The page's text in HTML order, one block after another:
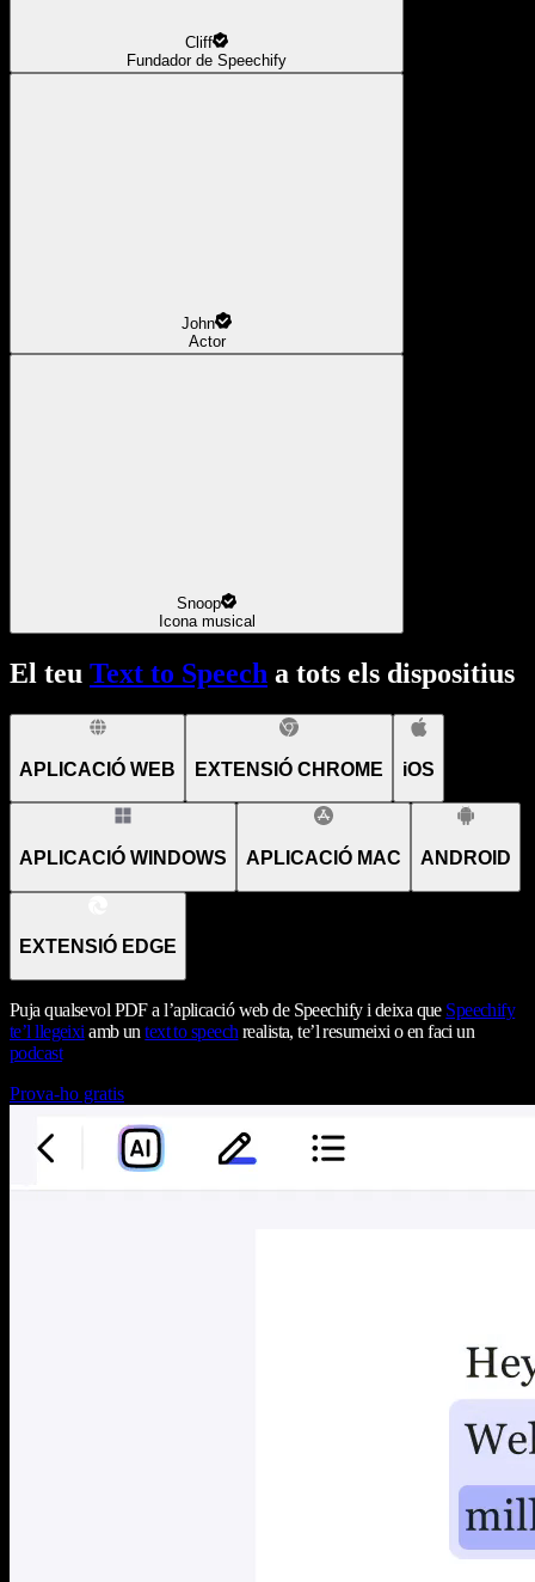
Cliff
Fundador de Speechify
John
Actor
Snoop
Icona musical
El teu Text to Speech a tots els dispositius
APLICACIÓ WEB EXTENSIÓ CHROME iOS
APLICACIÓ WINDOWS APLICACIÓ MAC ANDROID
EXTENSIÓ EDGE
Puja qualsevol PDF a l’aplicació web de Speechify i deixa que Speechify
te’l llegeixi amb untext to speech realista, te’l resumeixi o en faci un
podcast
Prova-ho gratis